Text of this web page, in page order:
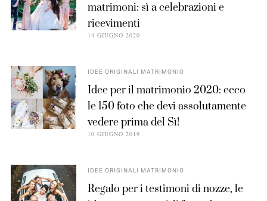
matrimoni: sì a celebrazioni e
ricevimenti
14 GIUGNO 2020
IDEE ORIGINALI MATRIMONIO
Idee per il matrimonio 2020: ecco
le 150 foto che devi assolutamente
vedere prima del Sì!
10 GIUGNO 2019
IDEE ORIGINALI MATRIMONIO
Regalo per i testimoni di nozze, le